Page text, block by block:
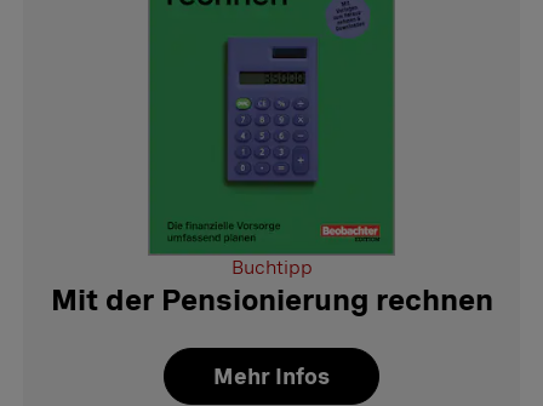
Buchtipp
Mit der Pensionierung rechnen
Mehr Infos